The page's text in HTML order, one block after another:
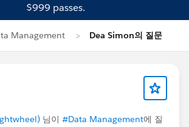
$999 passes.
Management Dea Simon의 질문
님이 #Data Management에 질